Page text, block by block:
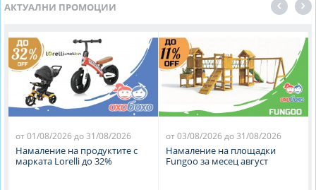
АКТУАЛНИ ПРОМОЦИИ
от 01/08/2026 до 31/08/2026
Намаление на продуктите с
марката Lorelli до 32%
от 03/08/2026 до 31/08/2026
Намаление на площадки
Fungoo за месец август